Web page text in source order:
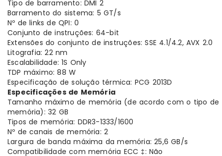
Tipo de barramento: DMI 2
Barramento do sistema: 5 GT/s
Nº de links de QPI: 0
Conjunto de instruções: 64-bit
Extensões do conjunto de instruções: SSE 4.1/4.2, AVX 2.0
Litografia: 22 nm
Escalabilidade: 1S Only
TDP máximo: 88 W
Especificação de solução térmica: PCG 2013D
Especificações de Memória
Tamanho máximo de memória (de acordo com o tipo de
memória): 32 GB
Tipos de memória: DDR3-1333/1600
Nº de canais de memória: 2
Largura de banda máxima da memória: 25,6 GB/s
Compatibilidade com memória ECC ‡: Não